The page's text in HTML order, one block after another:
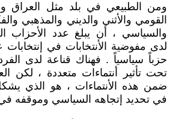
ومن الطبيعي في بلد مثل العراق
القومي والأثني والديني والمذهبي
والسياسي ، أن يبلغ عدد الأحزاب
حزباً سياسياً . فهناك قناعة لدى
تحت تأثير أنتماءات متعددة ، لكن
ضمن هذه الأنتماءات ، هو الذي
في تحديد إتجاهه السياسي وموقفه في